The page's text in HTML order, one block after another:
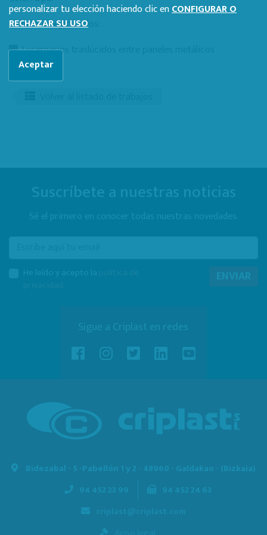
Elementos ejecutados:
Lucernarios traslúcidos entre paneles metálicos
ENVIAR
Sigue a Criplast en redes
Bidezabal - 5 -Pabellón 1 y 2 - 48960 - Galdakao - (Bizkaia)
94 452 23 99
94 452 24 63
personalizar tu elección haciendo clic enCONFIGURAR O
RECHAZAR SU USO
Aceptar